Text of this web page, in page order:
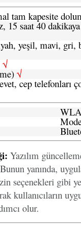
tam kapesite
15 saat 40
yeşil, mavi, gri,
√
√
evet, cep
Yazılım
Bunun yanında,
seçenekleri gibi
kullanıcıların
olur.